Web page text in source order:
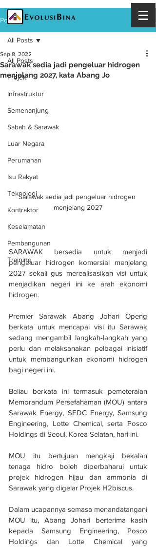
Post
All Posts
Projek
Infrastruktur
Semenanjung
Sabah & Sarawak
Luar Negara
Perumahan
Isu Rakyat
Teknologi
Kontraktor
Keselamatan
Pembangunan
Training
All Posts
Sarawak sedia jadi pengeluar hidrogen
menjelang 2027, kata Abang Jo
Sep 8, 2022
Sarawak sedia jadi pengeluar hidrogen
menjelang 2027
SARAWAK bersedia untuk menjadi
pengeluar hidrogen komersial menjelang
2027 sekali gus merealisasikan visi untuk
menjadikan negeri ini ke arah ekonomi
hidrogen.
Premier Sarawak Abang Johari Openg
berkata untuk mencapai visi itu Sarawak
sedang mengambil langkah-langkah yang
perlu dan melaksanakan pelbagai inisiatif
untuk membangunkan ekonomi hidrogen
bagi negeri ini.
Beliau berkata ini termasuk pemeteraian
Memorandum Persefahaman (MOU) antara
Sarawak Energy, SEDC Energy, Samsung
Engineering, Lotte Chemical, serta Posco
Holdings di Seoul, Korea Selatan, hari ini.
MOU itu bertujuan mengkaji bekalan
tenaga hidro boleh diperbaharui untuk
projek hidrogen hijau dan ammonia di
Sarawak yang digelar Projek H2biscus.
Dalam ucapannya semasa menandatangani
MOU itu, Abang Johari berterima kasih
kepada Samsung Engineering, Posco
Holdings dan Lotte Chemical yang